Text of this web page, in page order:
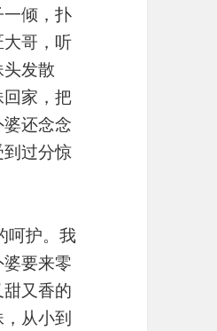
倾，扑
哥，听
发散
家，把
还念念
过分惊
呵护。我
要来零
又香的
从小到